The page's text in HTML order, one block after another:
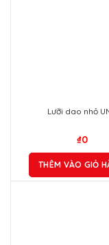
Lưỡi dao nhỏ
₫0
THÊM VÀO GIỎ